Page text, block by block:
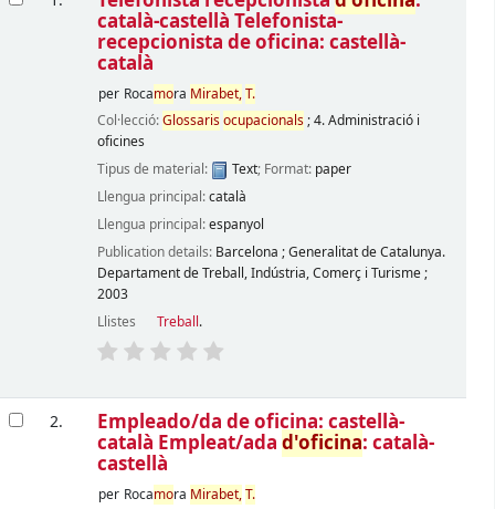
català-castellà Telefonista-
recepcionista de oficina: castellà-
català
per Rocamora Mirabet,T.
Col·lecció:Glossarisocupacionals; 4. Administració i
oficines
Tipus de material:
Text; Format: paper
Llengua principal:català
Llengua principal:espanyol
Publication details: Barcelona ;Generalitat de Catalunya.
Departament de Treball, Indústria, Comerç i Turisme;
2003
Llistes
Treball.
2. Empleado/da de oficina: castellà-
català Empleat/ada d'oficina: català-
castellà
per Rocamora Mirabet,T.